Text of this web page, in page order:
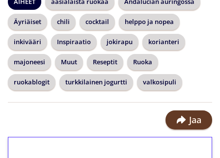
Äyriäiset chili cocktail helppo ja nopea
inkivääri Inspiraatio jokirapu korianteri
majoneesi Muut Reseptit Ruoka
ruokablogit turkkilainen jogurtti valkosipuli
Jaa